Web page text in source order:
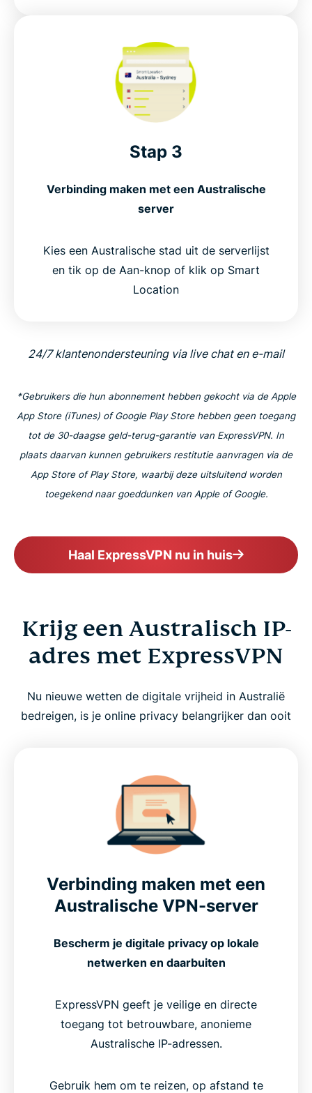
Stap 3
Verbinding maken met een Australische
server
Kies een Australische stad uit de serverlijst
en tik op de Aan-knop of klik op Smart
Location
24/7 klantenondersteuning via live chat en e-mail
*Gebruikers die hun abonnement hebben gekocht via de Apple
App Store (iTunes) of Google Play Store hebben geen toegang
tot de 30-daagse geld-terug-garantie van ExpressVPN. In
plaats daarvan kunnen gebruikers restitutie aanvragen via de
App Store of Play Store, waarbij deze uitsluitend worden
toegekend naar goeddunken van Apple of Google.
Haal ExpressVPN nu in huis
Krijg een Australisch IP-
adres met ExpressVPN
Nu nieuwe wetten de digitale vrijheid in Australië
bedreigen, is je online privacy belangrijker dan ooit
Verbinding maken met een
Australische VPN-server
Bescherm je digitale privacy op lokale
netwerken en daarbuiten
ExpressVPN geeft je veilige en directe
toegang tot betrouwbare, anonieme
Australische IP-adressen.
Gebruik hem om te reizen, op afstand te